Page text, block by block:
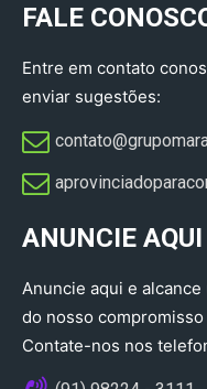
FALE
Entre em contato
enviar sugestões:
ANUNCIE AQUI
Anuncie aqui e
do nosso
Contate-nos nos